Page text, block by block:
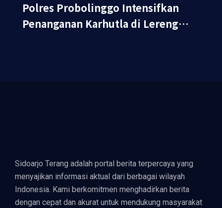
Polres Probolinggo Intensifkan
Penanganan Karhutla di Lereng
Sidoarjo Terang adalah portal berita terpercaya yang
menyajikan informasi aktual dari berbagai wilayah
Indonesia. Kami berkomitmen menghadirkan berita
dengan cepat dan akurat untuk mendukung masyarakat